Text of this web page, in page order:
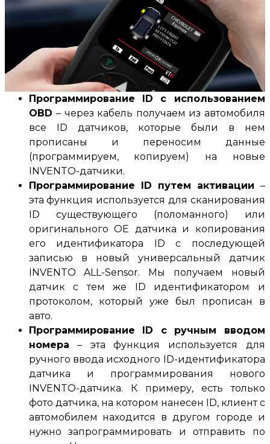
Программирование ID с использованием
OBD– через кабель получаем из автомобиля
все ID датчиков, которые были в нем
прописаны и переносим данные
(программируем, копируем) на новые
INVENTO-датчики.
Программирование ID путем активации –
эта функция используется для сканирования
ID существующего (поломанного) или
оригинального OE датчика и копирования
его идентификатора ID с последующей
записью в новый универсальный датчик
INVENTO ALL-Sensor.
Мы получаем новый
датчик с тем же ID идентификатором и
протоколом, который уже был прописан в
авто.
Программирование ID с ручным вводом
номера – эта функция используется для
ручного ввода исходного ID-идентификатора
датчика и программирования нового
INVENTO-датчика.
К примеру, есть только
фото датчика, на котором нанесен ID, клиент с
автомобилем находится в другом городе и
нужно запрограммировать и отправить по